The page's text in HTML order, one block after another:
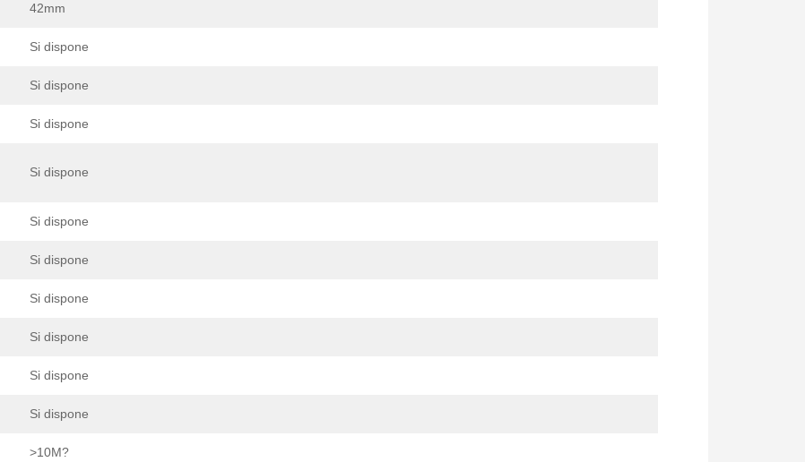
42mm
Si dispone
Si dispone
Si dispone
Si dispone
Si dispone
Si dispone
Si dispone
Si dispone
Si dispone
Si dispone
>10M?